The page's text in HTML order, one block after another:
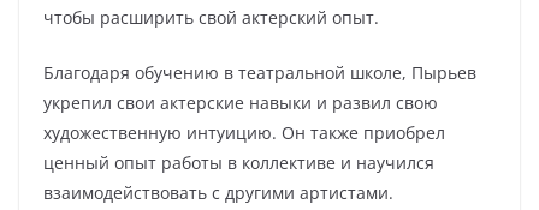
чтобы расширить свой актерский опыт.
Благодаря обучению в театральной школе, Пырьев
укрепил свои актерские навыки и развил свою
художественную интуицию. Он также приобрел
ценный опыт работы в коллективе и научился
взаимодействовать с другими артистами.